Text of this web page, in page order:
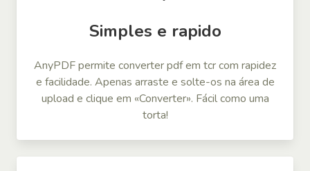
Simples e rapido
AnyPDF permite converter pdf em tcr com rapidez
e facilidade. Apenas arraste e solte-os na área de
upload e clique em «Converter». Fácil como uma
torta!